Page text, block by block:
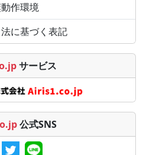
作環境
に基づく表記
サービス
公式SNS